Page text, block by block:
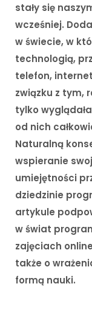
stały się
wcześniej.
w świecie, w
technologią,
telefon, internet
związku z tym,
tylko
od nich
Naturalną
wspieranie
umiejętności
dziedzinie
artykule
w świat
zajęciach
także o
formą nauki.